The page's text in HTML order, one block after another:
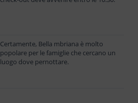
Certamente, Bella mbriana è molto
popolare per le famiglie che cercano un
luogo dove pernottare.